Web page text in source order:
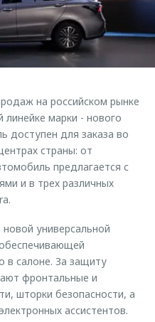
на российском рынке
марки - нового
доступен для заказа во
страны: от
предлагается с
и в трех различных
универсальной
в салоне. За защиту
фронтальные и
шторки безопасности, а
ассистентов.